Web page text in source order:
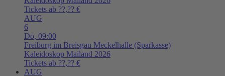
Tickets ab ??,?? €
AUG
6
Do, 09:00
Freiburg im Breisgau Meckelhalle (Sparkasse)
Kaleidoskop Mailand 2026
Tickets ab ??,?? €
AUG